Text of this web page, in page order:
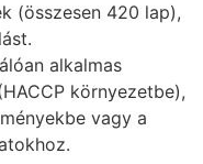
(összesen 420 lap),
alkalmas
környezetbe),
vagy a